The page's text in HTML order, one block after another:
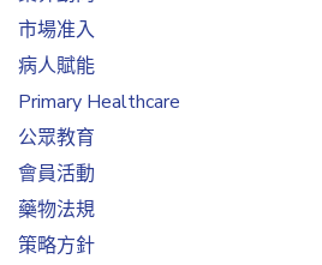
市場准入
病人賦能
Primary Healthcare
公眾教育
會員活動
藥物法規
策略方針